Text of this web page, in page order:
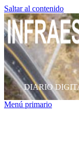
Saltar al contenido
DIARIO
Menú primario